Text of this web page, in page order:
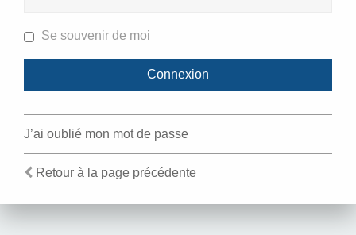
Se souvenir de moi
J’ai oublié mon mot de passe
Retour à la page précédente